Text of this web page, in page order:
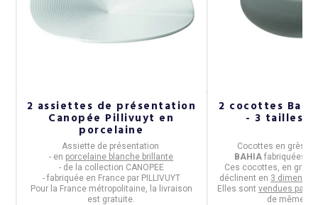
2 assiettes de présentation
Canopée Pillivuyt en
porcelaine
Assiette de présentation
- en porcelaine blanche brillante
- de la collection CANOPEE
- fabriquée en Francepar PILLIVUYT
Pour la France métropolitaine, la livraison
est gratuite.
2 cocottes Bahia
- 3 tailles
Cocottes en grès
BAHIAfabriquées
Ces cocottes, en grès
déclinent en 3
Elles sontvendues par 2
de même